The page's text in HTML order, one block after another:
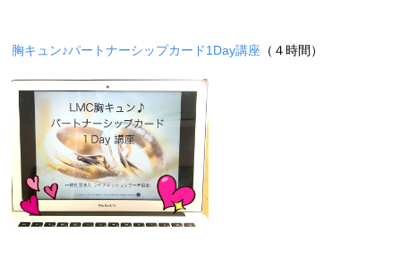
胸キュン♪パートナーシップカード1Day講座 （４時間）